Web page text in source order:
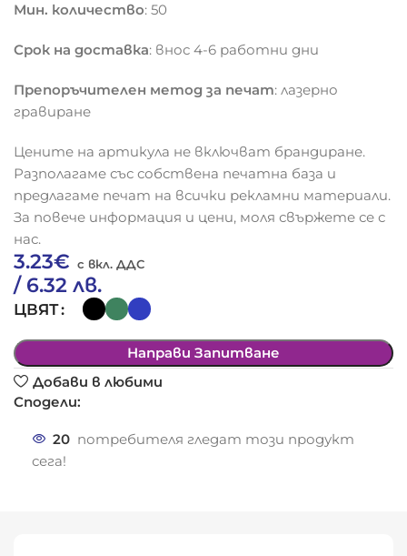
Мин. количество: 50
Срок на доставка: внос 4-6 работни дни
Препоръчителен метод за печат: лазерно
гравиране
Цените на артикула не включват брандиране.
Разполагаме със собствена печатна база и
предлагаме печат на всички рекламни материали.
За повече информация и цени, моля свържете се с
нас.
3.23€
/ 6.32 лв.
ЦВЯТ
Направи Запитване
Добави в любими
Сподели:
20 потребителя гледат този продукт
сега!